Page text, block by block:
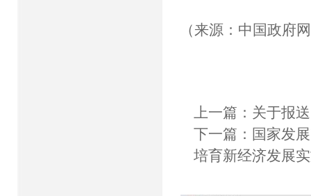
（来源：中国政府
上一篇： 关于报
下一篇： 国家发
培育新经济发展